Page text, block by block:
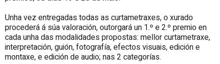
Unha vez entregadas todas as curtametraxes, o xurado
procederá á súa valoración, outorgará un 1.º e 2.º premio en
cada unha das modalidades propostas: mellor curtametraxe,
interpretación, guión, fotografía, efectos visuais, edición e
montaxe, e edición de audio; nas 2 categorías.